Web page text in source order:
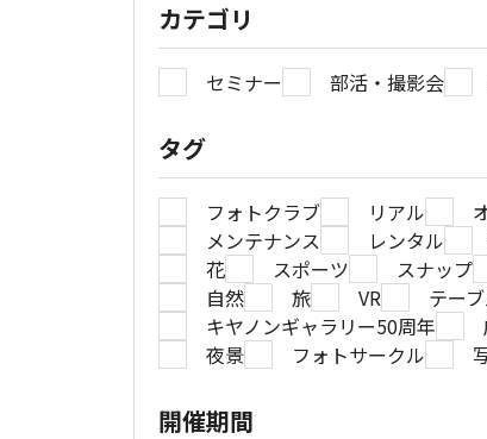
カテゴリ
セミナー 部活・撮影会
タグ
フォトクラブ リアル
メンテナンス
レンタル
花
スポーツ スナップ
自然
旅 VR テー
キヤノンギャラリー50周年
夜景
フォトサークル
開催期間